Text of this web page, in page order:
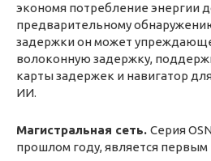
экономя потребление энергии
предварительному
задержки он может
волоконную задержку,
карты задержек и навигатор
ИИ.
Магистральная сеть. Серия
прошлом году, является первым